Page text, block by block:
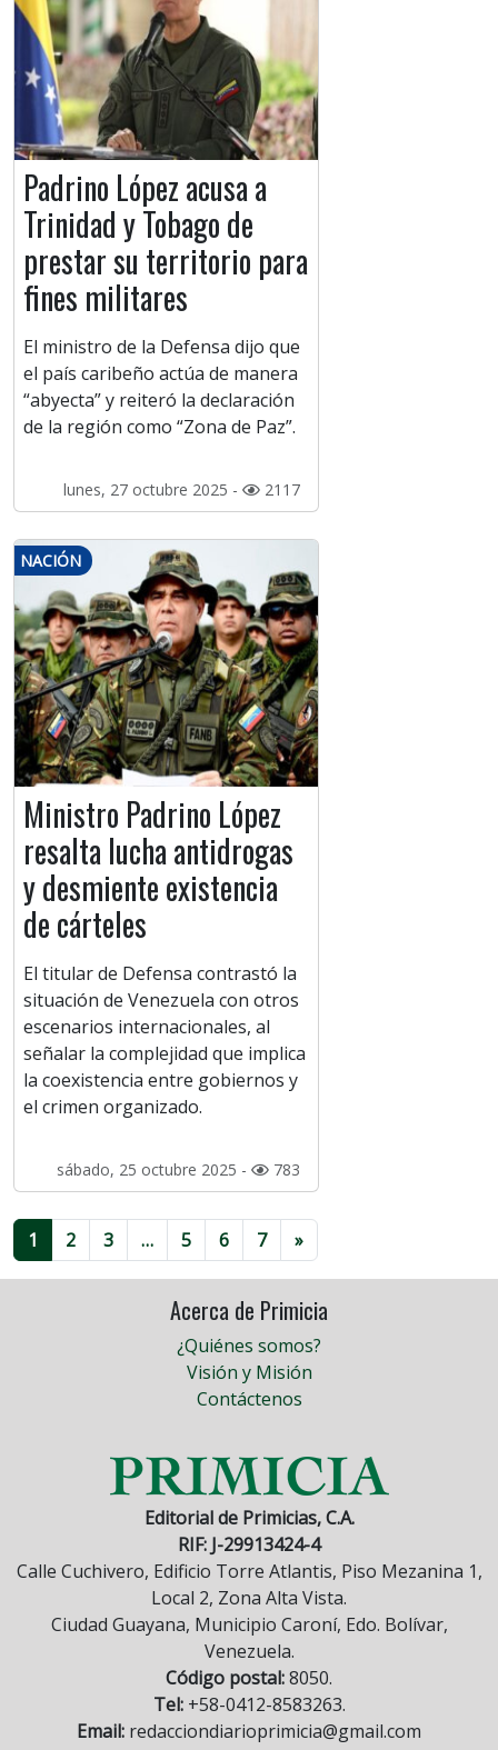
Padrino López acusa a
Trinidad y Tobago de
prestar su territorio para
fines militares
El ministro de la Defensa dijo que
el país caribeño actúa de manera
“abyecta” y reiteró la declaración
de la región como “Zona de Paz”.
lunes, 27 octubre 2025 - 2117
NACIÓN
Ministro Padrino López
resalta lucha antidrogas
y desmiente existencia
de cárteles
El titular de Defensa contrastó la
situación de Venezuela con otros
escenarios internacionales, al
señalar la complejidad que implica
la coexistencia entre gobiernos y
el crimen organizado.
sábado, 25 octubre 2025 - 783
1 2 3 … 5 6 7 »
Acerca de Primicia
¿Quiénes somos?
Visión y Misión
Contáctenos
Editorial de Primicias, C.A.
RIF: J-29913424-4
Calle Cuchivero, Edificio Torre Atlantis, Piso Mezanina 1,
Local 2, Zona Alta Vista.
Ciudad Guayana, Municipio Caroní, Edo. Bolívar,
Venezuela.
Código postal:8050.
Tel:+58-0412-8583263.
Email: redacciondiarioprimicia@gmail.com